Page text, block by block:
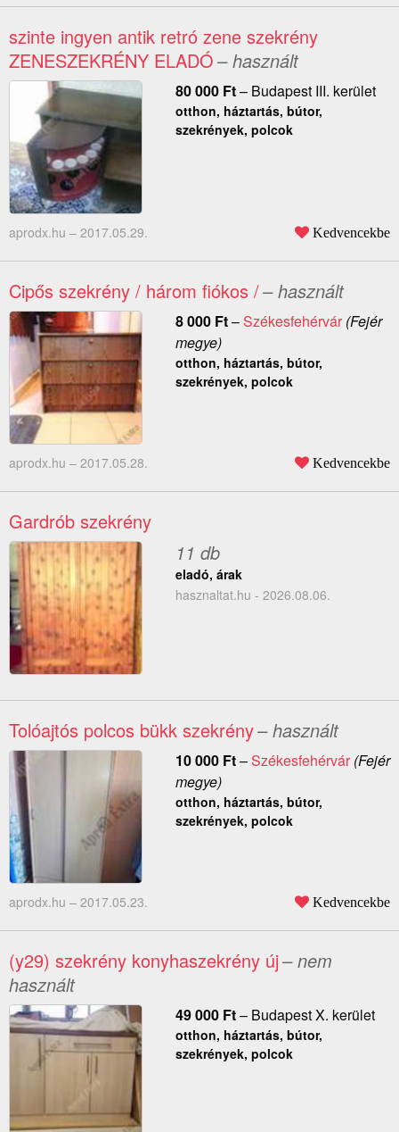
szinte ingyen antik retró zene szekrény
ZENESZEKRÉNY ELADÓ– használt
80 000 Ft– Budapest III. kerület
otthon, háztartás, bútor,
szekrények, polcok
aprodx.hu – 2017.05.29. Kedvencekbe
Cipős szekrény / három fiókos /– használt
8 000 Ft–Székesfehérvár(Fejér
megye)
otthon, háztartás, bútor,
szekrények, polcok
aprodx.hu – 2017.05.28. Kedvencekbe
Gardrób szekrény
11 db
eladó, árak
hasznaltat.hu - 2026.08.06.
Tolóajtós polcos bükk szekrény– használt
10 000 Ft–Székesfehérvár(Fejér
megye)
otthon, háztartás, bútor,
szekrények, polcok
aprodx.hu – 2017.05.23. Kedvencekbe
(y29) szekrény konyhaszekrény új– nem
használt
49 000 Ft– Budapest X. kerület
otthon, háztartás, bútor,
szekrények, polcok